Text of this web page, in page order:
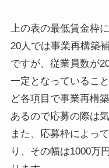
上の表の最低賃金枠
20人では事業再構築
ですが、従業員数が
一定となっているこ
ど各項目で事業再構
あるので応募の際は
また、応募枠によっ
り、その幅は1000万